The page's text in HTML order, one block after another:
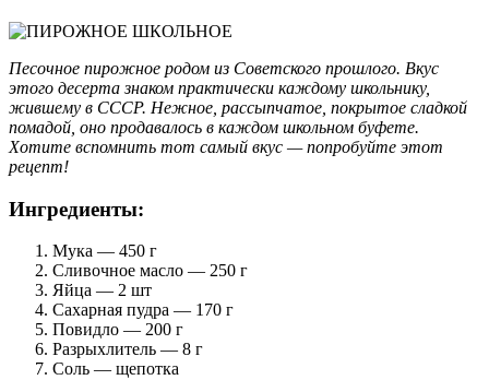
Песочное пирожное родом из Советского прошлого. Вкус
этого десерта знаком практически каждому школьнику,
жившему в СССР. Нежное, рассыпчатое, покрытое сладкой
помадой, оно продавалось в каждом школьном буфете.
Хотите вспомнить тот самый вкус — попробуйте этот
рецепт!
Ингредиенты:
Мука — 450 г
Сливочное масло — 250 г
Яйца — 2 шт
Сахарная пудра — 170 г
Повидло — 200 г
Разрыхлитель — 8 г
Соль — щепотка